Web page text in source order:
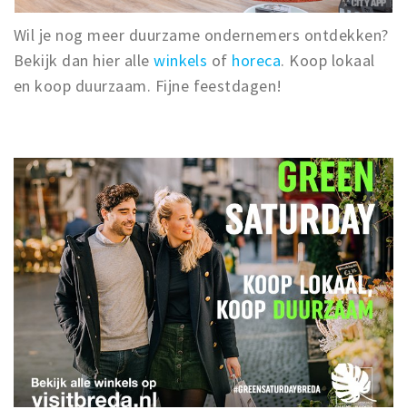
Wil je nog meer duurzame ondernemers ontdekken?
Bekijk dan hier allewinkels of horeca. Koop lokaal
en koop duurzaam. Fijne feestdagen!